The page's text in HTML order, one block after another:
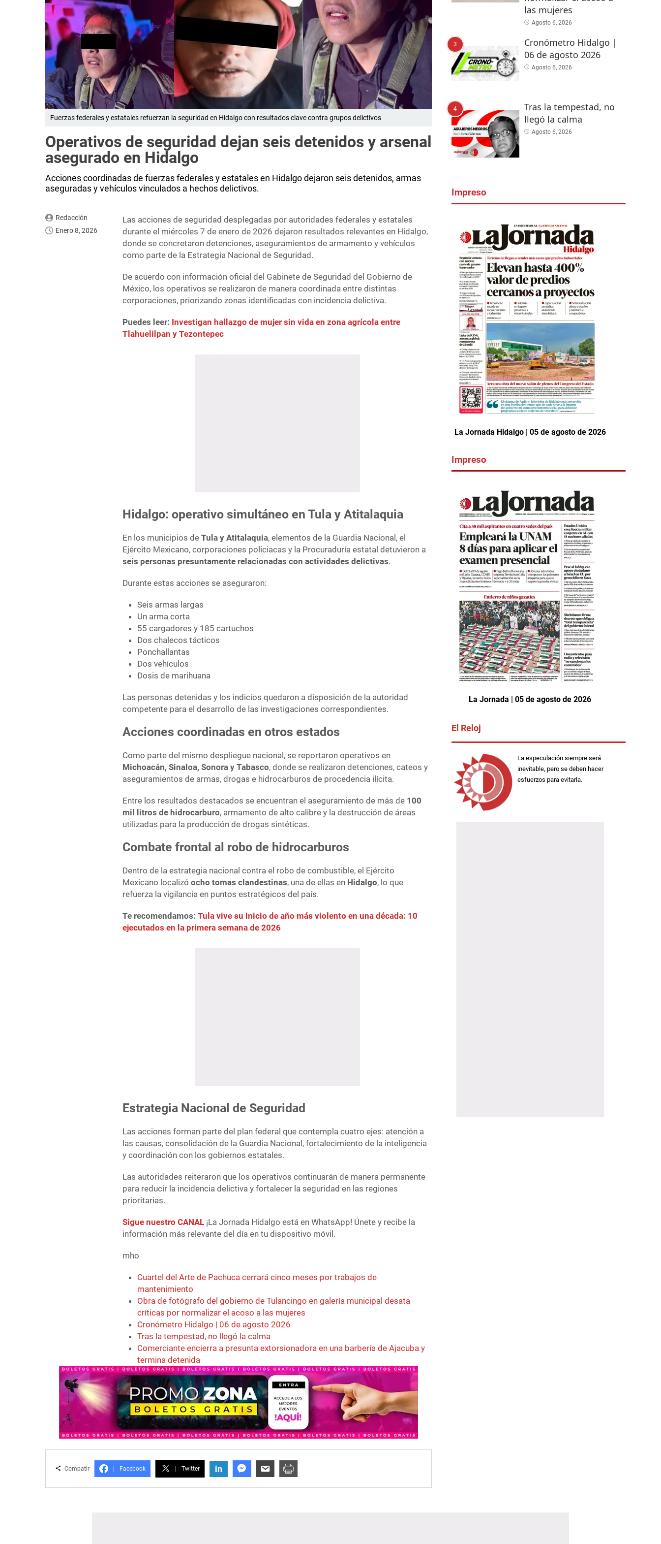
Fuerzas federales y estatales refuerzan la seguridad en Hidalgo con resultados clave contra grupos delictivos
Operativos de seguridad dejan seis detenidos y arsenal
asegurado en Hidalgo
Acciones coordinadas de fuerzas federales y estatales en Hidalgo dejaron seis detenidos, armas
aseguradas y vehículos vinculados a hechos delictivos.
Redacción
Enero 8, 2026
Las acciones de seguridad desplegadas por autoridades federales y estatales
durante el miércoles 7 de enero de 2026 dejaron resultados relevantes en Hidalgo,
donde se concretaron detenciones, aseguramientos de armamento y vehículos
como parte de la Estrategia Nacional de Seguridad.
De acuerdo con información oficial del Gabinete de Seguridad del Gobierno de
México, los operativos se realizaron de manera coordinada entre distintas
corporaciones, priorizando zonas identificadas con incidencia delictiva.
Puedes leer: Investigan hallazgo de mujer sin vida en zona agrícola entre
Tlahuelilpan y Tezontepec
Hidalgo: operativo simultáneo en Tula y Atitalaquia
En los municipios deTula y Atitalaquia, elementos de la Guardia Nacional, el
Ejército Mexicano, corporaciones policiacas y la Procuraduría estatal detuvieron a
seis personas presuntamente relacionadas con actividades delictivas.
Durante estas acciones se aseguraron:
Seis armas largas
Un arma corta
55 cargadores y 185 cartuchos
Dos chalecos tácticos
Ponchallantas
Dos vehículos
Dosis de marihuana
Las personas detenidas y los indicios quedaron a disposición de la autoridad
competente para el desarrollo de las investigaciones correspondientes.
Acciones coordinadas en otros estados
Como parte del mismo despliegue nacional, se reportaron operativos en
Michoacán, Sinaloa, Sonora y Tabasco, donde se realizaron detenciones, cateos y
aseguramientos de armas, drogas e hidrocarburos de procedencia ilícita.
Entre los resultados destacados se encuentran el aseguramiento de más de 100
mil litros de hidrocarburo, armamento de alto calibre y la destrucción de áreas
utilizadas para la producción de drogas sintéticas.
Combate frontal al robo de hidrocarburos
Dentro de la estrategia nacional contra el robo de combustible, el Ejército
Mexicano localizóocho tomas clandestinas, una de ellas en Hidalgo, lo que
refuerza la vigilancia en puntos estratégicos del país.
Te recomendamos:Tula vive su inicio de año más violento en una década: 10
ejecutados en la primera semana de 2026
Estrategia Nacional de Seguridad
Las acciones forman parte del plan federal que contempla cuatro ejes: atención a
las causas, consolidación de la Guardia Nacional, fortalecimiento de la inteligencia
y coordinación con los gobiernos estatales.
Las autoridades reiteraron que los operativos continuarán de manera permanente
para reducir la incidencia delictiva y fortalecer la seguridad en las regiones
prioritarias.
Sigue nuestro CANAL ¡La Jornada Hidalgo está en WhatsApp! Únete y recibe la
información más relevante del día en tu dispositivo móvil.
mho
Cuartel del Arte de Pachuca cerrará cinco meses por trabajos de
mantenimiento
Obra de fotógrafo del gobierno de Tulancingo en galería municipal desata
críticas por normalizar el acoso a las mujeres
Cronómetro Hidalgo | 06 de agosto 2026
Tras la tempestad, no llegó la calma
Comerciante encierra a presunta extorsionadora en una barbería de Ajacuba y
termina detenida
Compatir Facebook Twitter in
las mujeres
Agosto 6, 2026
3
Cronómetro Hidalgo |
06 de agosto 2026
Agosto 6, 2026
4
Tras la tempestad, no
llegó la calma
Agosto 6, 2026
Impreso
La Jornada Hidalgo | 05 de agosto de 2026
Impreso
La Jornada | 05 de agosto de 2026
El Reloj
La especulación siempre será
inevitable, pero se deben hacer
esfuerzos para evitarla.